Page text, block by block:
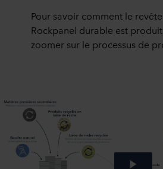
Pour savoir comment le
Rockpanel durable est
zoomer sur le processus de